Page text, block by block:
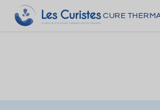
CURE